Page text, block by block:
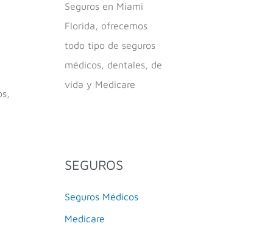
Seguros en Miami
Florida, ofrecemos
todo tipo de seguros
médicos, dentales, de
vida y Medicare
SEGUROS
Seguros Médicos
Medicare